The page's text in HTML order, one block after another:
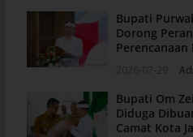
Bupati
Dorong
Perencanaan
Bupati Om
Diduga
Camat Kota